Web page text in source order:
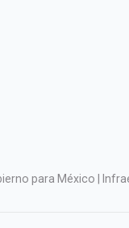
para México |